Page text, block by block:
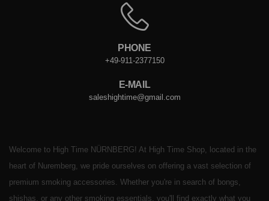
PHONE
+49-911-2377150
E-MAIL
saleshightime@gmail.com
Welcome to High Time NÜRNBERG! At High Time Shop, located in the
heart of Nuremberg, we pride ourselves on offering a vast selection of
premium smoking accessories. Whether you're in search of bongs,
shishas, or any other smoking essentials, you'll find exactly what you